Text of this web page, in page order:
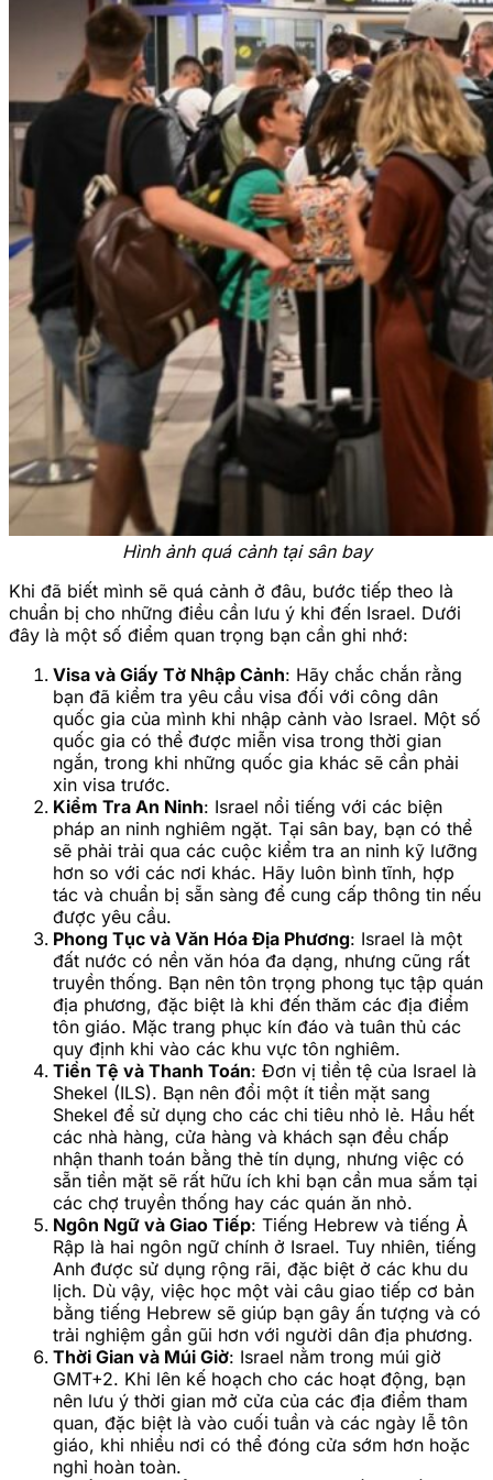
Hình ảnh quá cảnh tại sân bay
Khi đã biết mình sẽ quá cảnh ở đâu, bước tiếp theo là
chuẩn bị cho những điều cần lưu ý khi đến Israel. Dưới
đây là một số điểm quan trọng bạn cần ghi nhớ:
Visa và Giấy Tờ Nhập Cảnh: Hãy chắc chắn rằng
bạn đã kiểm tra yêu cầu visa đối với công dân
quốc gia của mình khi nhập cảnh vào Israel. Một số
quốc gia có thể được miễn visa trong thời gian
ngắn, trong khi những quốc gia khác sẽ cần phải
xin visa trước.
Kiểm Tra An Ninh: Israel nổi tiếng với các biện
pháp an ninh nghiêm ngặt. Tại sân bay, bạn có thể
sẽ phải trải qua các cuộc kiểm tra an ninh kỹ lưỡng
hơn so với các nơi khác. Hãy luôn bình tĩnh, hợp
tác và chuẩn bị sẵn sàng để cung cấp thông tin nếu
được yêu cầu.
Phong Tục và Văn Hóa Địa Phương: Israel là một
đất nước có nền văn hóa đa dạng, nhưng cũng rất
truyền thống. Bạn nên tôn trọng phong tục tập quán
địa phương, đặc biệt là khi đến thăm các địa điểm
tôn giáo. Mặc trang phục kín đáo và tuân thủ các
quy định khi vào các khu vực tôn nghiêm.
Tiền Tệ và Thanh Toán: Đơn vị tiền tệ của Israel là
Shekel (ILS). Bạn nên đổi một ít tiền mặt sang
Shekel để sử dụng cho các chi tiêu nhỏ lẻ. Hầu hết
các nhà hàng, cửa hàng và khách sạn đều chấp
nhận thanh toán bằng thẻ tín dụng, nhưng việc có
sẵn tiền mặt sẽ rất hữu ích khi bạn cần mua sắm tại
các chợ truyền thống hay các quán ăn nhỏ.
Ngôn Ngữ và Giao Tiếp: Tiếng Hebrew và tiếng Ả
Rập là hai ngôn ngữ chính ở Israel. Tuy nhiên, tiếng
Anh được sử dụng rộng rãi, đặc biệt ở các khu du
lịch. Dù vậy, việc học một vài câu giao tiếp cơ bản
bằng tiếng Hebrew sẽ giúp bạn gây ấn tượng và có
trải nghiệm gần gũi hơn với người dân địa phương.
Thời Gian và Múi Giờ: Israel nằm trong múi giờ
GMT+2. Khi lên kế hoạch cho các hoạt động, bạn
nên lưu ý thời gian mở cửa của các địa điểm tham
quan, đặc biệt là vào cuối tuần và các ngày lễ tôn
giáo, khi nhiều nơi có thể đóng cửa sớm hơn hoặc
nghỉ hoàn toàn.